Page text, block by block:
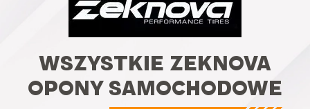
WSZYSTKIE ZEKNOVA
OPONY SAMOCHODOWE